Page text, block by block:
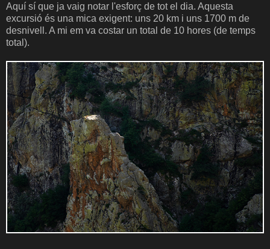
Aquí sí que ja vaig notar l'esforç de tot el dia. Aquesta
excursió és una mica exigent: uns 20 km i uns 1700 m de
desnivell. A mi em va costar un total de 10 hores (de temps
total).